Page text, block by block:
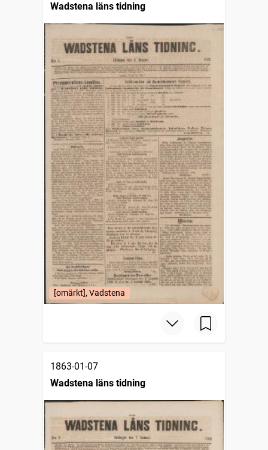
Wadstena läns tidning
[omärkt], Vadstena
1863-01-07
Wadstena läns tidning